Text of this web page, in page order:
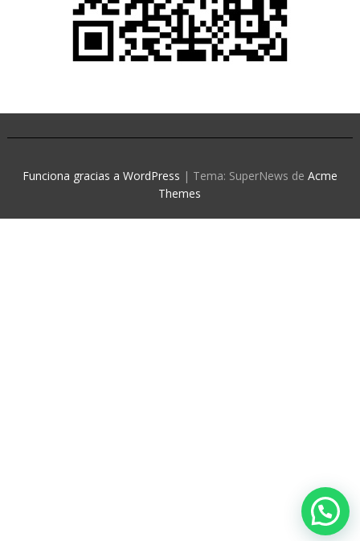
Funciona gracias a WordPress | Tema: SuperNews de Acme
Themes